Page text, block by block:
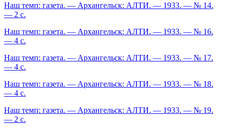
Наш темп: газета. — Архангельск: АЛТИ. — 1933. — № 14.
— 2 с.
Наш темп: газета. — Архангельск: АЛТИ. — 1933. — № 16.
— 4 с.
Наш темп: газета. — Архангельск: АЛТИ. — 1933. — № 17.
— 4 с.
Наш темп: газета. — Архангельск: АЛТИ. — 1933. — № 18.
— 4 с.
Наш темп: газета. — Архангельск: АЛТИ. — 1933. — № 19.
— 2 с.